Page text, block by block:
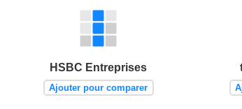
HSBC Entreprises
Ajouter pour comparer